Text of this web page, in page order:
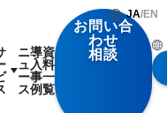
ニ
ュ
ー
ス
導
入
事
例
資
料
一
覧
お問い合
わせ
相談
JA/EN